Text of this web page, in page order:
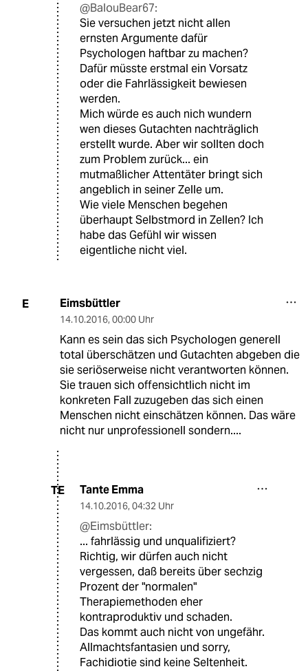
@BalouBear67:
Sie versuchen jetzt nicht allen
ernsten Argumente dafür
Psychologen haftbar zu machen?
Dafür müsste erstmal ein Vorsatz
oder die Fahrlässigkeit bewiesen
werden.
Mich würde es auch nich wundern
wen dieses Gutachten nachträglich
erstellt wurde. Aber wir sollten doch
zum Problem zurück... ein
mutmaßlicher Attentäter bringt sich
angeblich in seiner Zelle um.
Wie viele Menschen begehen
überhaupt Selbstmord in Zellen? Ich
habe das Gefühl wir wissen
eigentliche nicht viel.
E Eimsbüttler
14.10.2016, 00:00 Uhr
Kann es sein das sich Psychologen generell
total überschätzen und Gutachten abgeben die
sie seriöserweise nicht verantworten können.
Sie trauen sich offensichtlich nicht im
konkreten Fall zuzugeben das sich einen
Menschen nicht einschätzen können. Das wäre
nicht nur unprofessionell sondern....
TE Tante Emma
14.10.2016, 04:32 Uhr
@Eimsbüttler:
... fahrlässig und unqualifiziert?
Richtig, wir dürfen auch nicht
vergessen, daß bereits über sechzig
Prozent der "normalen"
Therapiemethoden eher
kontraproduktiv und schaden.
Das kommt auch nicht von ungefähr.
Allmachtsfantasien und sorry,
Fachidiotie sind keine Seltenheit.